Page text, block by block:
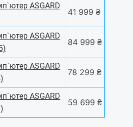
ASGARD
41 999 ₴
ASGARD
84 999 ₴
ASGARD
78 299 ₴
ASGARD
59 699 ₴